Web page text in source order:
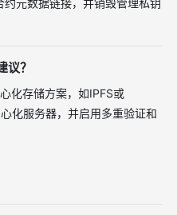
元数据链接，并销毁管理私钥
议？
化存储方案，如IPFS或
化服务器，并启用多重验证和